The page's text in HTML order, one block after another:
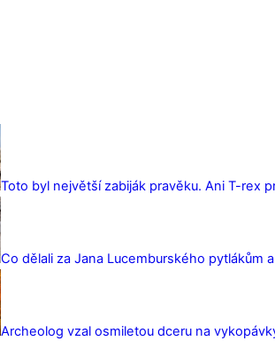
Toto byl největší zabiják pravěku. Ani T-rex
Co dělali za Jana Lucemburského pytlákům
Archeolog vzal osmiletou dceru na